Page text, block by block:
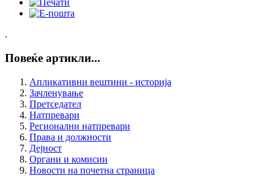
.
Повеќе артикли...
Апликативни вештини - историја
Зачленување
Претседател
Натпревари
Регионални натпревари
Права и должности
Дејност
Органи и комисии
Новости на почетна страница